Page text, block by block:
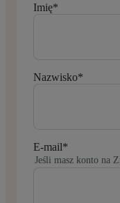
Imię*
Nazwisko*
E-mail*
Jeśli masz konto na